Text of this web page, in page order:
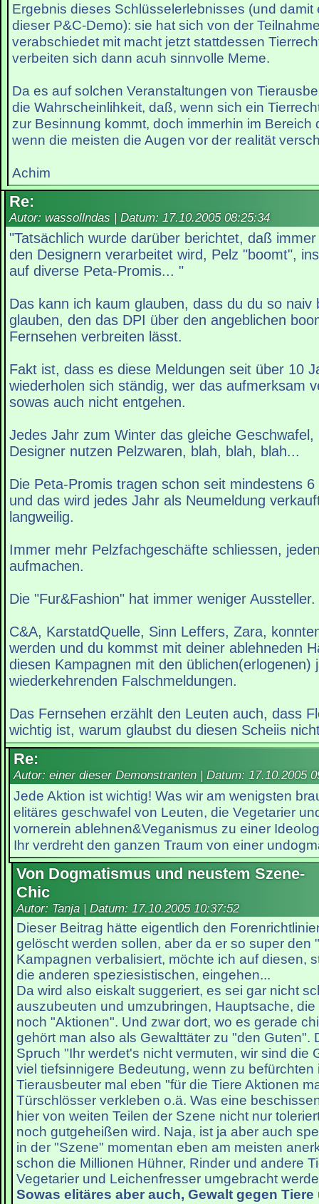
Ergebnis dieses Schlüsselerlebnisses (und damit
dieser P&C-Demo): sie hat sich von der
verabschiedet mit macht jetzt stattdessen
verbeiten sich dann acuh sinnvolle Meme.
Da es auf solchen Veranstaltungen von
die Wahrscheinlihkeit, daß, wenn sich ein
zur Besinnung kommt, doch immerhin im Bereich
wenn die meisten die Augen vor der realität
Achim
Re:
Autor: wassollndas | Datum: 17.10.2005 08:25:34
"Tatsächlich wurde darüber berichtet, daß
den Designern verarbeitet wird, Pelz "boomt",
auf diverse Peta-Promis... "
Das kann ich kaum glauben, dass du du so naiv
glauben, den das DPI über den angeblichen
Fernsehen verbreiten lässt.
Fakt ist, dass es diese Meldungen seit über 10
wiederholen sich ständig, wer das aufmerksam
sowas auch nicht entgehen.
Jedes Jahr zum Winter das gleiche
Designer nutzen Pelzwaren, blah, blah, blah...
Die Peta-Promis tragen schon seit mindestens
und das wird jedes Jahr als Neumeldung
langweilig.
Immer mehr Pelzfachgeschäfte schliessen,
aufmachen.
Die "Fur&Fashion" hat immer weniger Aussteller.
C&A, KarstatdQuelle, Sinn Leffers, Zara,
werden und du kommst mit deiner ablehneden
diesen Kampagnen mit den üblichen(erlogenen)
wiederkehrenden Falschmeldungen.
Das Fernsehen erzählt den Leuten auch, dass
wichtig ist, warum glaubst du diesen Scheiis
Re:
Autor: einer dieser Demonstranten | Datum: 17.10.2005
Jede Aktion ist wichtig! Was wir am wenigsten
elitäres geschwafel von Leuten, die Vegetarier
vornerein ablehnen&Veganismus zu einer
Ihr verdreht den ganzen Traum von einer
Von Dogmatismus und neustem Szene-
Chic
Autor: Tanja | Datum: 17.10.2005 10:37:52
Dieser Beitrag hätte eigentlich den
gelöscht werden sollen, aber da er so super den
Kampagnen verbalisiert, möchte ich auf diesen,
die anderen speziesistischen, eingehen...
Da wird also eiskalt suggeriert, es sei gar nicht
auszubeuten und umzubringen, Hauptsache,
noch "Aktionen". Und zwar dort, wo es gerade
gehört man also als Gewalttäter zu "den Guten".
Spruch "Ihr werdet's nicht vermuten, wir sind die
viel tiefsinnigere Bedeutung, wenn zu befürchten
Tierausbeuter mal eben "für die Tiere Aktionen
Türschlösser verkleben o.ä. Was eine
hier von weiten Teilen der Szene nicht nur
noch gutgeheißen wird. Naja, ist ja aber auch
in der "Szene" momentan eben am meisten
schon die Millionen Hühner, Rinder und andere
Vegetarier und Leichenfresser umgebracht
Sowas elitäres aber auch, Gewalt gegen